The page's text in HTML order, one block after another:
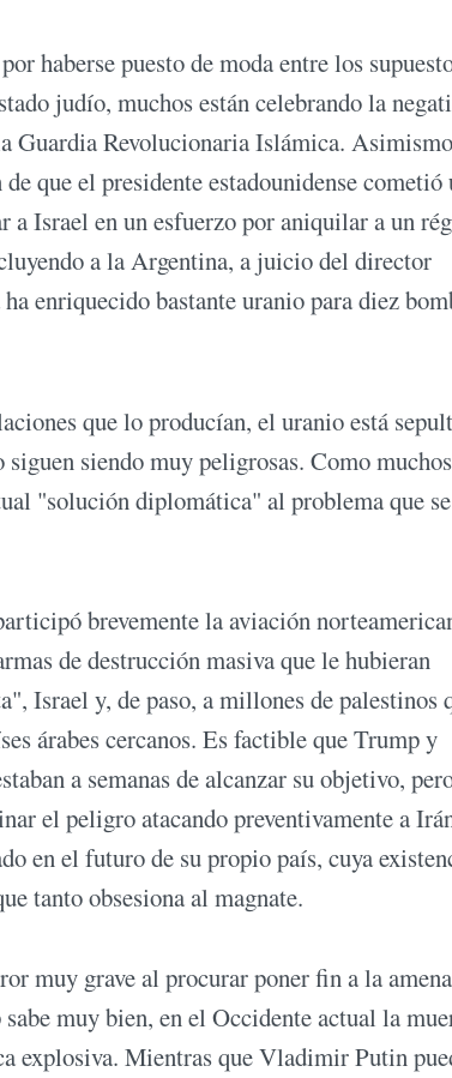
haberse puesto de moda entre los
judío, muchos están celebrando la
Guardia Revolucionaria Islámica.
que el presidente estadounidense cometió
a Israel en un esfuerzo por aniquilar a un
a la Argentina, a juicio del director
enriquecido bastante uranio para diez
que lo producían, el uranio está
siendo muy peligrosas. Como
"solución diplomática" al problema que
brevemente la aviación
de destrucción masiva que le hubieran
Israel y, de paso, a millones de palestinos
árabes cercanos. Es factible que Trump y
a semanas de alcanzar su objetivo,
el peligro atacando preventivamente a
en el futuro de su propio país, cuya
tanto obsesiona al magnate.
muy grave al procurar poner fin a la
muy bien, en el Occidente actual la
explosiva. Mientras que Vladimir Putin